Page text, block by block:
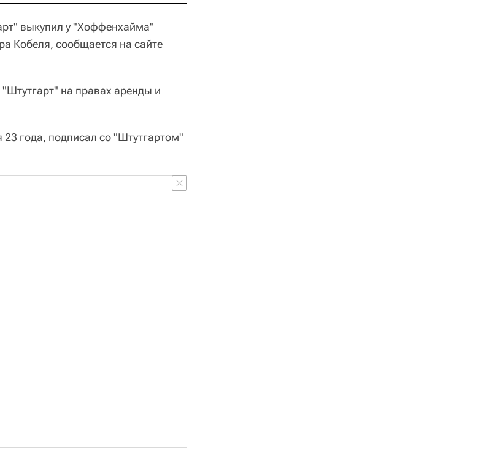
выкупил у "Хоффенхайма"
Кобеля, сообщается на сайте
на правах аренды и
23 года, подписал со "Штутгартом"